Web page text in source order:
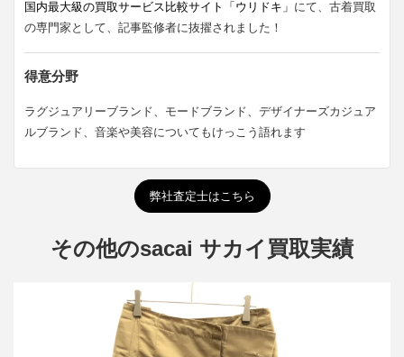
国内最大級の買取サービス比較サイト「ウリドキ」 にて、古着買取
の専門家として、記事監修者に抜擢されました！
得意分野
ラグジュアリーブランド、モードブランド、デザイナーズカジュア
ルブランド、音楽や美容についてもけっこう語れます
弊社査定士はこちら
その他のsacai サカイ買取実績